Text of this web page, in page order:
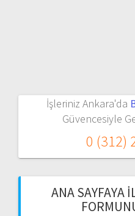
İşleriniz Ankara'da
Güvencesiyle
0 (312)
ANA SAYFAYA